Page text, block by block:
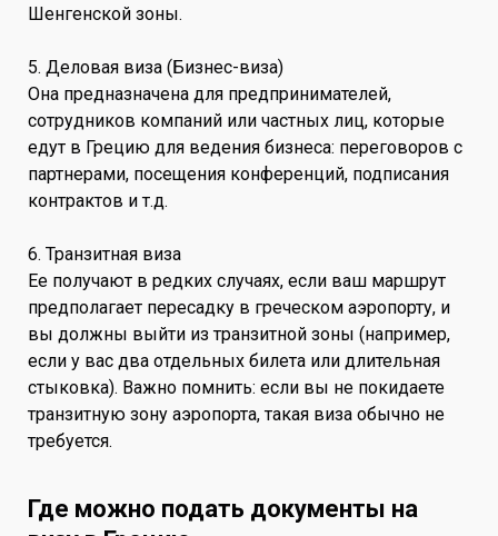
Шенгенской зоны.
5. Деловая виза (Бизнес-виза)
Она предназначена для предпринимателей,
сотрудников компаний или частных лиц, которые
едут в Грецию для ведения бизнеса: переговоров с
партнерами, посещения конференций, подписания
контрактов и т.д.
6. Транзитная виза
Ее получают в редких случаях, если ваш маршрут
предполагает пересадку в греческом аэропорту, и
вы должны выйти из транзитной зоны (например,
если у вас два отдельных билета или длительная
стыковка). Важно помнить: если вы не покидаете
транзитную зону аэропорта, такая виза обычно не
требуется.
Где можно подать документы на